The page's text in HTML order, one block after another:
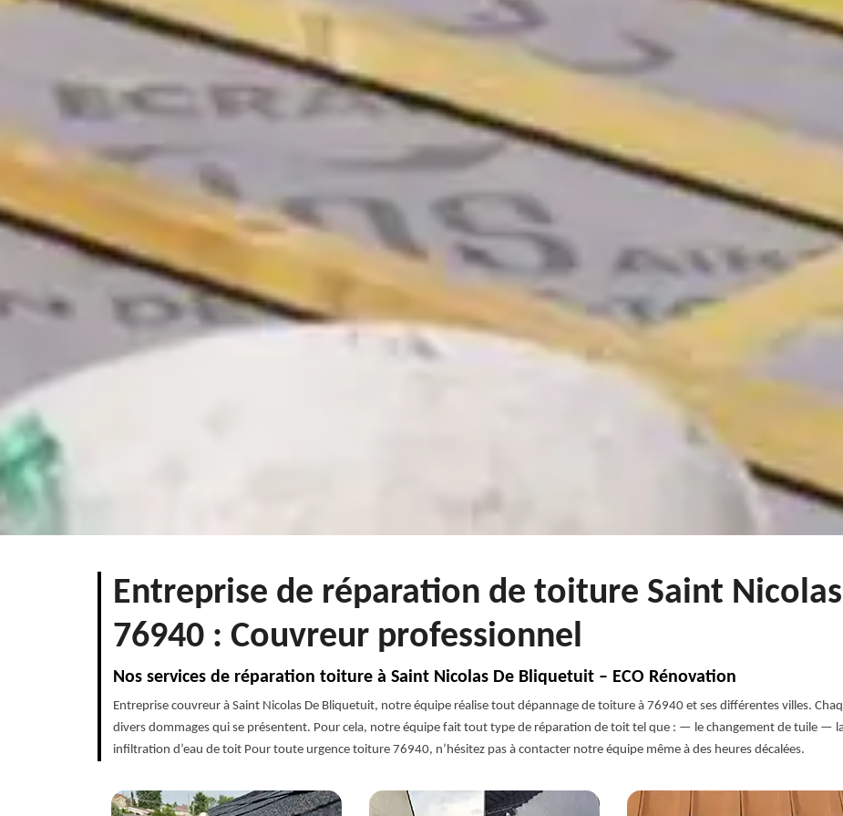
Entreprise de réparation de toiture Saint
76940 : Couvreur professionnel
Nos services de réparation toiture à Saint Nicolas De Bliquetuit – ECO Rénovation
Entreprise couvreur à Saint Nicolas De Bliquetuit, notre équipe réalise tout dépannage de toiture à 76940 et ses différentes villes.
divers dommages qui se présentent. Pour cela, notre équipe fait tout type de réparation de toit tel que : — le changement de tuile
infiltration d’eau de toit Pour toute urgence toiture 76940, n’hésitez pas à contacter notre équipe même à des heures décalées.